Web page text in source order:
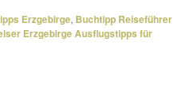
Erzgebirge, Buchtipp Reiseführer
Erzgebirge Ausflugstipps für